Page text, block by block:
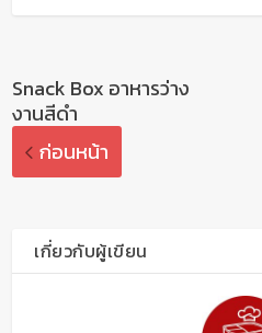
Snack Box อาหารว่าง
งานสีดำ
ก่อนหน้า
เกี่ยวกับผู้เขียน